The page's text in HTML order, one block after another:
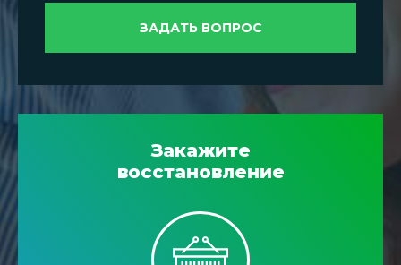
ЗАДАТЬ ВОПРОС
Закажите
восстановление